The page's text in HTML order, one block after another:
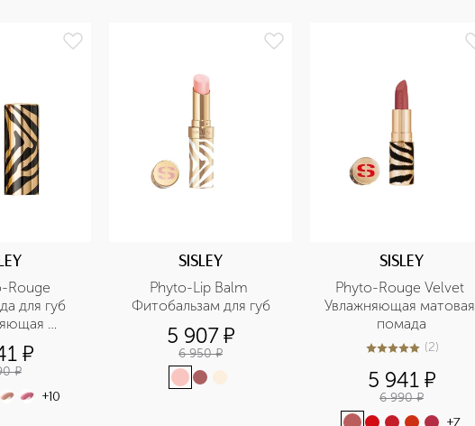
Rouge
для губ
¤
¤
+10
SISLEY
Phyto-Lip Balm
Фитобальзам для губ
5 907¤
6 950 ¤
SISLEY
Phyto-Rouge Velvet
Увлажняющая матовая
помада
5из 52 (2)
5 941 ¤
6 990 ¤
+7